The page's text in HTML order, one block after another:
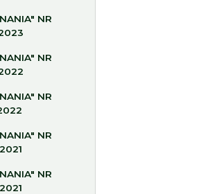
NR
NR
NR
NR
NR